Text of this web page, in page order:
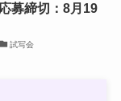
募締切：8月19
試写会